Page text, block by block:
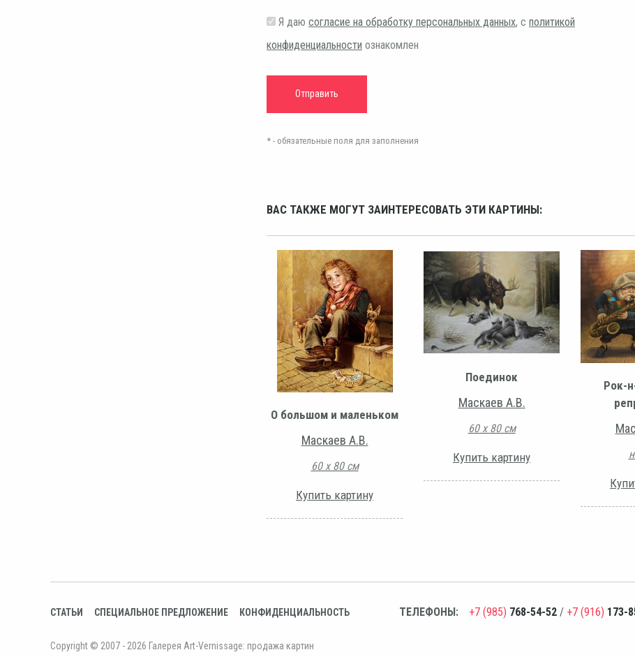
Я даю согласие на обработку персональных данных, с политикой
конфиденциальности ознакомлен
* - обязательные поля для заполнения
ВАС ТАКЖЕ МОГУТ ЗАИНТЕРЕСОВАТЬ ЭТИ КАРТИНЫ:
О большом и маленьком
Маскаев А.В.
60 х 80 см
Купить картину
Поединок
Маскаев А.В.
60 х 80 см
Купить картину
Рок-
СТАТЬИ СПЕЦИАЛЬНОЕ ПРЕДЛОЖЕНИЕ КОНФИДЕНЦИАЛЬНОСТЬ ТЕЛЕФОНЫ: +7 (985) 768-54-52 / +7 (916) 173-
Copyright © 2007 - 2026 Галерея Art-Vernissage: продажа картин